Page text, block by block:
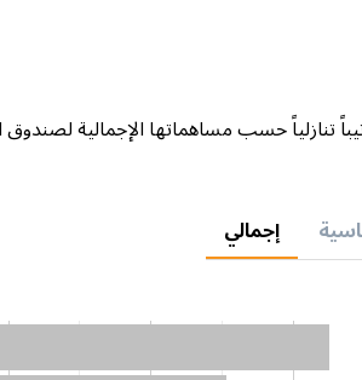
تنازلياً حسب مساهماتها الإجمالية
إجمالي